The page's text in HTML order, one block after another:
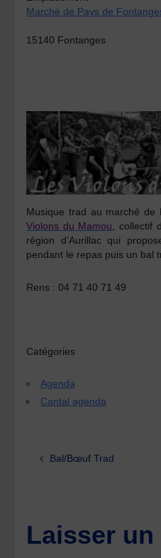
Marché de Pays de
15140 Fontanges
Musique trad au marché de
Violons du Mamou, collectif
région d’Aurillac qui
pendant le repas puis un bal
Rens : 04 71 40 71 49
Catégories
Agenda
Cantal agenda
Bal/Bœuf Trad
Laisser un